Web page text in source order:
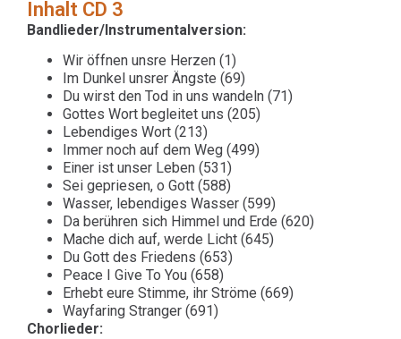
Inhalt CD 3
Bandlieder/Instrumentalversion:
Wir öffnen unsre Herzen (1)
Im Dunkel unsrer Ängste (69)
Du wirst den Tod in uns wandeln (71)
Gottes Wort begleitet uns (205)
Lebendiges Wort (213)
Immer noch auf dem Weg (499)
Einer ist unser Leben (531)
Sei gepriesen, o Gott (588)
Wasser, lebendiges Wasser (599)
Da berühren sich Himmel und Erde (620)
Mache dich auf, werde Licht (645)
Du Gott des Friedens (653)
Peace I Give To You (658)
Erhebt eure Stimme, ihr Ströme (669)
Wayfaring Stranger (691)
Chorlieder: